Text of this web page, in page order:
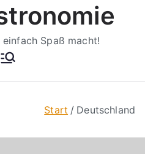
Spaß macht!
Start Deutschland